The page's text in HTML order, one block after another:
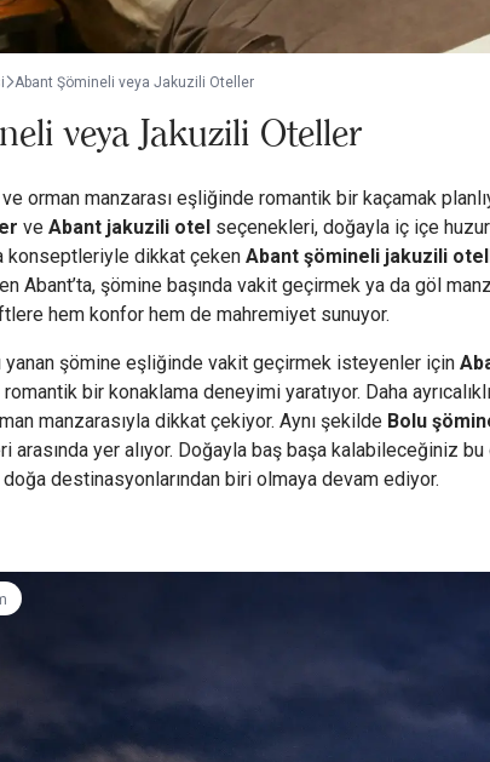
Abant Şömineli veya Jakuzili Oteller
veya Jakuzili Oteller
ve orman manzarası eşliğinde romantik bir kaçamak
ve Abant jakuzili otel seçenekleri, doğayla iç içe
dikkat çeken Abant şömineli jakuzili
Abant’ta, şömine başında vakit geçirmek ya da göl
hem konfor hem de mahremiyet sunuyor.
yanan şömine eşliğinde vakit geçirmek isteyenler için
bir konaklama deneyimi yaratıyor. Daha
manzarasıyla dikkat çekiyor. Aynı şekilde Bolu
arasında yer alıyor. Doğayla baş başa kalabileceğiniz
doğa destinasyonlarından biri olmaya devam ediyor.